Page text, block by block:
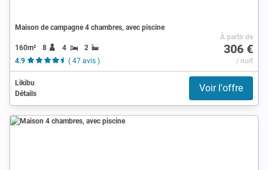
Maison de campagne 4 chambres, avec piscine
160m² 8 4
2
4.9
( 47 avis )
À partir de
306 €
/ nuit
Likibu
Détails
Voir l'offre